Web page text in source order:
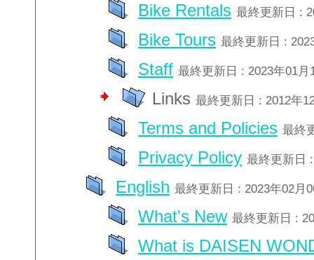
Bike Rentals 最終更新日 :
Bike Tours 最終更新日 :
Staff 最終更新日 : 2023年01
Links 最終更新日 : 2012年
Terms and Policies 最終
Privacy Policy 最終更新日
English 最終更新日 : 2023年02月
What's New 最終更新日 :
What is DAISEN